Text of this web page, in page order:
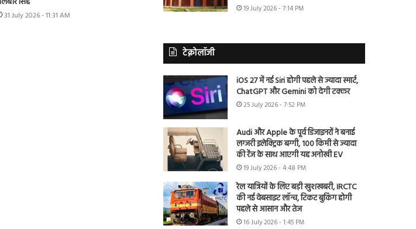
31 July 2026 - 11:31 AM
19 July 2026 - 7:14 PM
टेक्नोलॉजी
iOS 27 में नई Siri होगी पहले से ज्यादा स्मार्ट,
ChatGPT और Gemini को देगी टक्कर
25 July 2026 - 7:52 PM
Audi और Apple के पूर्व डिजाइनरों ने बनाई
लग्जरी इलेक्ट्रिक बग्गी, 100 किमी से ज्यादा
की रेंज के साथ आएगी यह अनोखी EV
19 July 2026 - 4:48 PM
रेल यात्रियों के लिए बड़ी खुशखबरी, IRCTC
की नई वेबसाइट लॉन्च, टिकट बुकिंग होगी
पहले से आसान और तेज
16 July 2026 - 1:45 PM